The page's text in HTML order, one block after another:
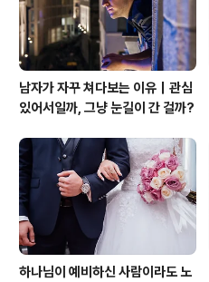
게 먹고 현실을 받아들이기로 했..
남자가 자꾸 쳐다보는 이유｜관심
있어서일까, 그냥 눈길이 간 걸까?
하나님이 예비하신 사람이라도 노